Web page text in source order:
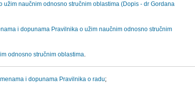
naučnim odnosno stručnim oblastima (Dopis - dr Gordana
i dopunama Pravilnika o užim naučnim odnosno stručnim
odnosno stručnim oblastima.
i dopunama Pravilnika o radu;